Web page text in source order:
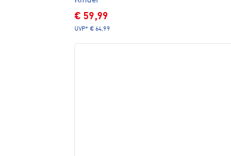
€ 59,99
UVP* € 64,99